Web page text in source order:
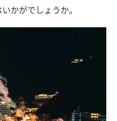
かがでしょうか。